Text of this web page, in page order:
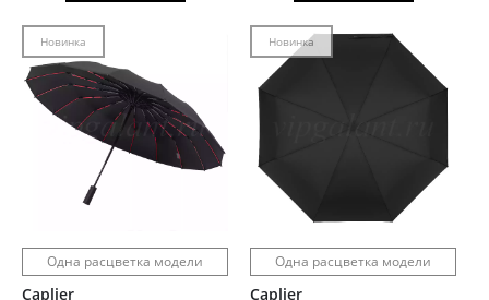
Новинка
Одна расцветка модели
Caplier
Новинка
Одна расцветка модели
Caplier